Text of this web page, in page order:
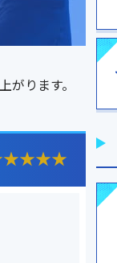
ります。
★★★★